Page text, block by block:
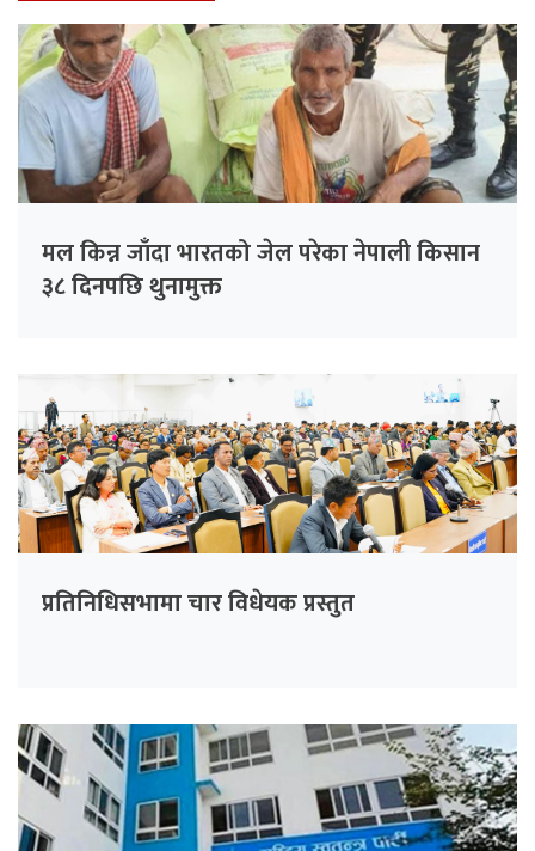
मल किन्न जाँदा भारतको जेल परेका नेपाली किसान
३८ दिनपछि थुनामुक्त
प्रतिनिधिसभामा चार विधेयक प्रस्तुत